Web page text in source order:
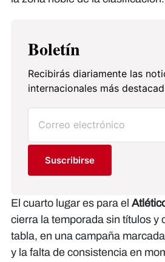
Boletín
Recibirás diariamente las
internacionales más
Suscribirse
El cuarto lugar es para el
cierra la temporada sin títulos y
tabla, en una campaña
y la falta de consistencia en